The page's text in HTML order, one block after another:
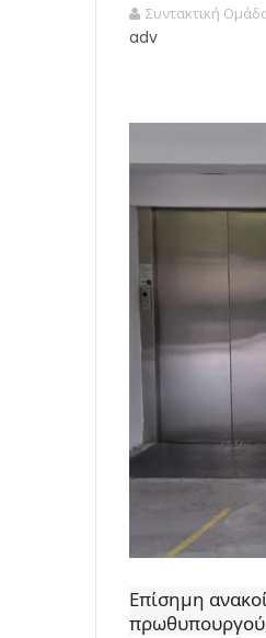
Συντακτική
adv
Επίσημη
πρωθυπουργού,